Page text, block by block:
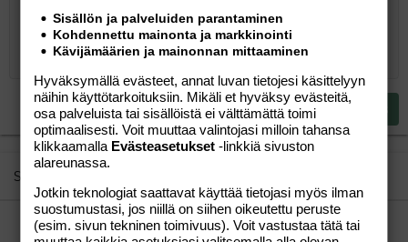
Suurenna sisennystä
Fontin koko
10
12
15
18
22
26
TekstiväriKirjasintyyli
Book Antiqua
Courier New
Georgia
Tahoma
Times New Roman
Verdana
YliviivaaAlleviivattuRivinsisäinen koodi
Rivinsisäinen spoiler
Tasaus
Keskitä
Justify text
Paragraph format
Heading 1
Heading 2
Heading 3
LainausLisää video/media
Lisää taulukko
Insert horizontal line
SpoilerKoodi
Tee uudelleen
BBCode-näkymä
Poista muotoilu
Luonnokset
Poista luonnos
Lähetä vastaus
Similar threads
"Sanna Marin käytti nyt itse verokeinoa, johon
Sisällön ja palveluiden parantaminen
Kohdennettu mainonta ja markkinointi
Kävijämäärien ja mainonnan mittaaminen
Hyväksymällä evästeet, annat luvan tietojesi käsittelyyn
näihin käyttötarkoituksiin. Mikäli et hyväksy evästeitä,
osa palveluista tai sisällöistä ei välttämättä toimi
optimaalisesti. Voit muuttaa valintojasi milloin tahansa
klikkaamalla Evästeasetukset -linkkiä sivuston
alareunassa.
Jotkin teknologiat saattavat käyttää tietojasi myös ilman
suostumustasi, jos niillä on siihen oikeutettu peruste
(esim. sivun tekninen toimivuus). Voit vastustaa tätä tai